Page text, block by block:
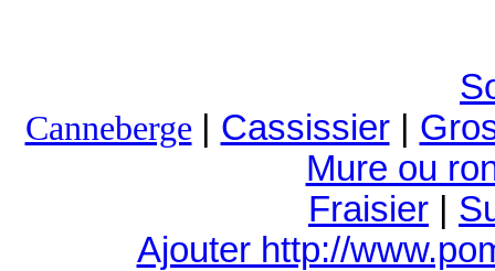
Canneberge Cassissier|
Mure ou
Fraisier
Ajouter http://